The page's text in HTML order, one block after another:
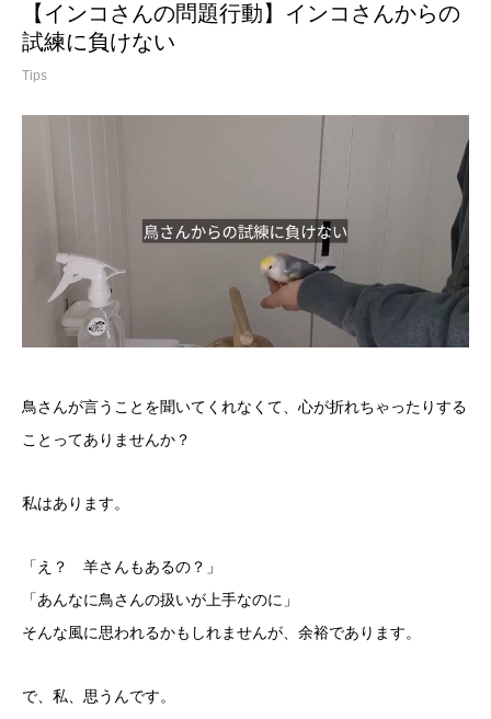
【インコさんの問題行動】インコさんからの
試練に負けない
Tips
鳥さんが言うことを聞いてくれなくて、心が折れちゃったりする
ことってありませんか？
私はあります。
「え？ 羊さんもあるの？」
「あんなに鳥さんの扱いが上手なのに」
そんな風に思われるかもしれませんが、余裕であります。
で、私、思うんです。